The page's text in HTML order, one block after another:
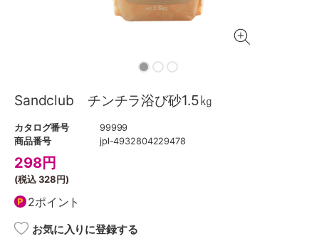
Sandclub チンチラ浴び砂1.5㎏
カタログ番号
99999
商品番号
jpl-4932804229478
298円
(税込328円)
2ポイント
お気に入りに登録する